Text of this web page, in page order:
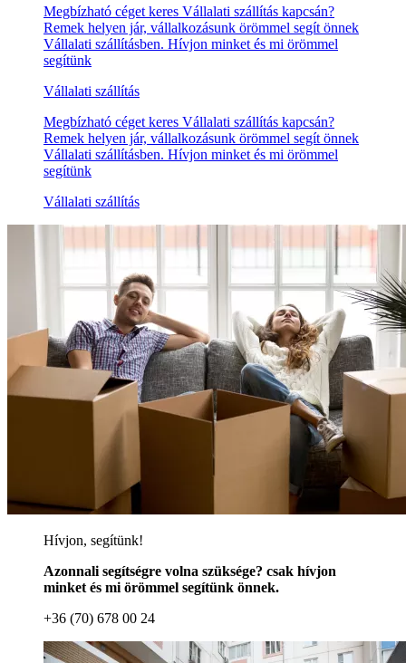
Megbízható céget keres Vállalati szállítás kapcsán?
Remek helyen jár, vállalkozásunk örömmel segít önnek
Vállalati szállításben. Hívjon minket és mi örömmel
segítünk
Vállalati szállítás
Megbízható céget keres Vállalati szállítás kapcsán?
Remek helyen jár, vállalkozásunk örömmel segít önnek
Vállalati szállításben. Hívjon minket és mi örömmel
segítünk
Vállalati szállítás
Hívjon, segítünk!
Azonnali segítségre volna szüksége? csak hívjon
minket és mi örömmel segítünk önnek.
+36 (70) 678 00 24